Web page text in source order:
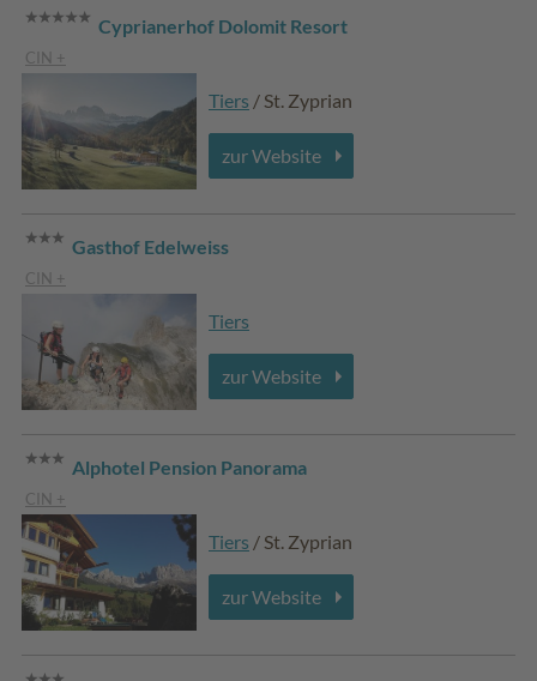
Cyprianerhof Dolomit Resort
CIN +
Tiers / St. Zyprian
zur Website
Gasthof Edelweiss
CIN +
Tiers
zur Website
Alphotel Pension Panorama
CIN +
Tiers / St. Zyprian
zur Website